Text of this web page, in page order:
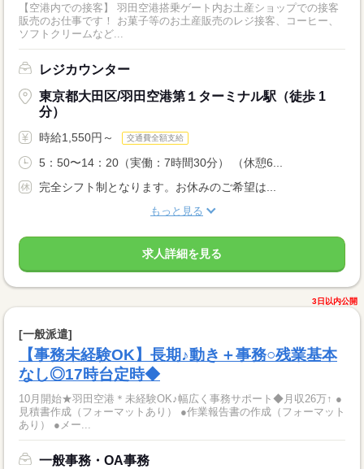
【空港内での接客】 羽田空港搭乗ゲート内お土産ショップでの接客
販売のお仕事です！ お菓子等のお土産販売のレジ接客、コーヒー、
ソフトクリームなど...
レジカウンター
東京都大田区/羽田空港第１ターミナル駅（徒歩 1
分）
時給1,550円～ 交通費全額支給
5：50〜14：20（実働：7時間30分） （休憩6...
完全シフト制となります。お休みのご希望は...
もっと見る
求人詳細を見る
3日以内公開
[一般派遣]
【事務未経験OK】長期♪動き＋事務○残業基本
なし◎17時台定時◆
10月開始★羽田空港＊未経験OK♪幅広く事務サポート◆月収26万↑ ●
見積書作成（フォーマットあり） ●作業報告書の作成（フォーマット
あり） ●メー...
一般事務・OA事務